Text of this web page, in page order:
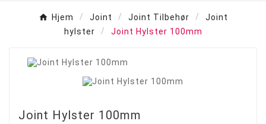
Hjem Joint Joint Tilbehør
Joint
hylster
Joint Hylster 100mm
Joint Hylster 100mm